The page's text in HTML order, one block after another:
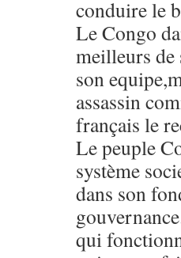
conduire le
Le Congo
meilleurs de
son
assassin
français le
Le peuple
système
dans son
qui